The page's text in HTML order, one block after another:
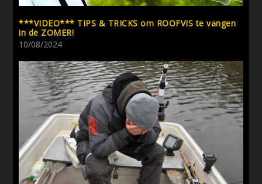
***VIDEO*** TIPS & TRICKS om ROOFVIS te vangen
in de ZOMER!
10/08/2024